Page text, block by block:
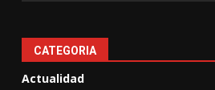
CATEGORIA
Actualidad